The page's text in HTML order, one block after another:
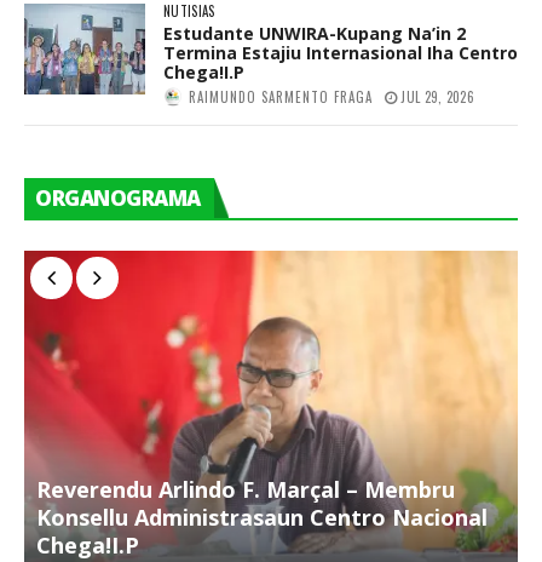
NUTISIAS
Estudante UNWIRA-Kupang Na’in 2
Termina Estajiu Internasional Iha Centro
Chega!I.P
RAIMUNDO SARMENTO FRAGA JUL 29, 2026
ORGANOGRAMA
Reverendu Arlindo F. Marçal – Membru
Konsellu Administrasaun Centro Nacional
Chega!I.P